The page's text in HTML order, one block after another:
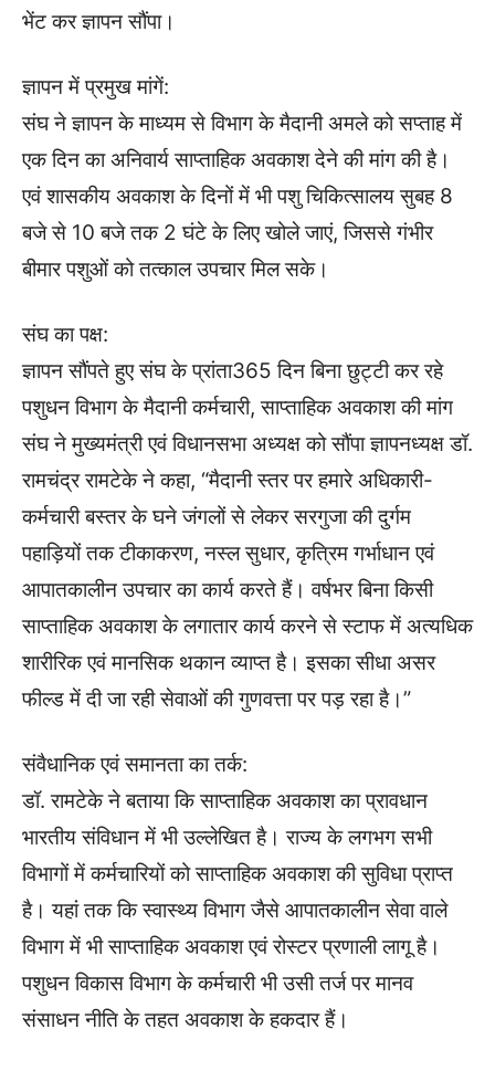
भेंट कर ज्ञापन सौंपा।
ज्ञापन में प्रमुख मांगें:
संघ ने ज्ञापन के माध्यम से विभाग के मैदानी अमले को सप्ताह में
एक दिन का अनिवार्य साप्ताहिक अवकाश देने की मांग की है।
एवं शासकीय अवकाश के दिनों में भी पशु चिकित्सालय सुबह 8
बजे से 10 बजे तक 2 घंटे के लिए खोले जाएं, जिससे गंभीर
बीमार पशुओं को तत्काल उपचार मिल सके।
संघ का पक्ष:
ज्ञापन सौंपते हुए संघ के प्रांता365 दिन बिना छुट्टी कर रहे
पशुधन विभाग के मैदानी कर्मचारी, साप्ताहिक अवकाश की मांग
संघ ने मुख्यमंत्री एवं विधानसभा अध्यक्ष को सौंपा ज्ञापनध्यक्ष डॉ.
रामचंद्र रामटेके ने कहा, “मैदानी स्तर पर हमारे अधिकारी-
कर्मचारी बस्तर के घने जंगलों से लेकर सरगुजा की दुर्गम
पहाड़ियों तक टीकाकरण, नस्ल सुधार, कृत्रिम गर्भाधान एवं
आपातकालीन उपचार का कार्य करते हैं। वर्षभर बिना किसी
साप्ताहिक अवकाश के लगातार कार्य करने से स्टाफ में अत्यधिक
शारीरिक एवं मानसिक थकान व्याप्त है। इसका सीधा असर
फील्ड में दी जा रही सेवाओं की गुणवत्ता पर पड़ रहा है।”
संवैधानिक एवं समानता का तर्क:
डॉ. रामटेके ने बताया कि साप्ताहिक अवकाश का प्रावधान
भारतीय संविधान में भी उल्लेखित है। राज्य के लगभग सभी
विभागों में कर्मचारियों को साप्ताहिक अवकाश की सुविधा प्राप्त
है। यहां तक कि स्वास्थ्य विभाग जैसे आपातकालीन सेवा वाले
विभाग में भी साप्ताहिक अवकाश एवं रोस्टर प्रणाली लागू है।
पशुधन विकास विभाग के कर्मचारी भी उसी तर्ज पर मानव
संसाधन नीति के तहत अवकाश के हकदार हैं।